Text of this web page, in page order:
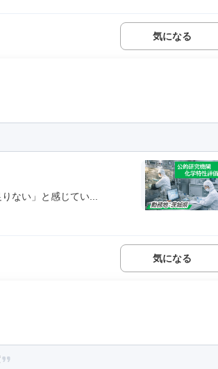
気になる
ない」と感じてい...
気になる